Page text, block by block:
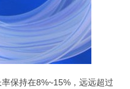
保持在8%~15%，远远超过